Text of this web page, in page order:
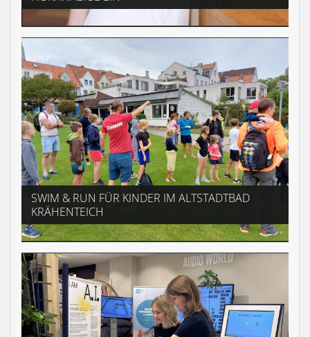
SWIM & RUN FÜR KINDER IM ALTSTADTBAD
KRÄHENTEICH